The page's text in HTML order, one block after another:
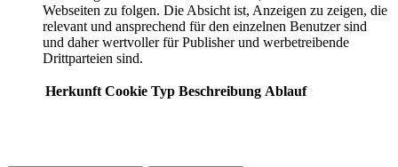
Webseiten zu folgen. Die Absicht ist, Anzeigen zu zeigen, die
relevant und ansprechend für den einzelnen Benutzer sind
und daher wertvoller für Publisher und werbetreibende
Drittparteien sind.
Herkunft Cookie Typ Beschreibung Ablauf